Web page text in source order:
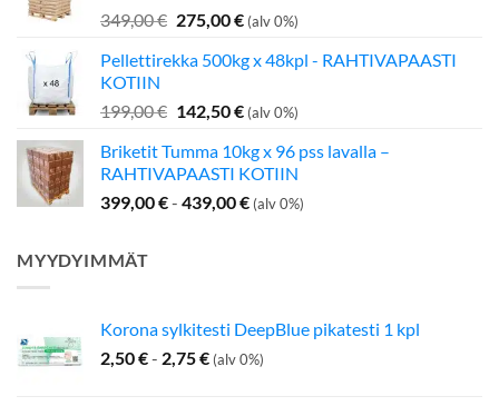
349,00€ Alkuperäinen
oli:
275,00€Nykyinen
on:
(alv 0%)
Pellettirekka 500kg x 48kpl - RAHTIVAPAASTI
KOTIIN
199,00€ Alkuperäinen
oli:
199,00 €.
142,50€Nykyinen
on:
142,50 €.
(alv 0%)
Briketit Tumma 10kg x 96 pss lavalla –
RAHTIVAPAASTI KOTIIN
399,00€- 439,00€ (alv 0%)
MYYDYIMMÄT
Korona sylkitesti DeepBlue pikatesti 1 kpl
2,50€- 2,75€ (alv 0%)